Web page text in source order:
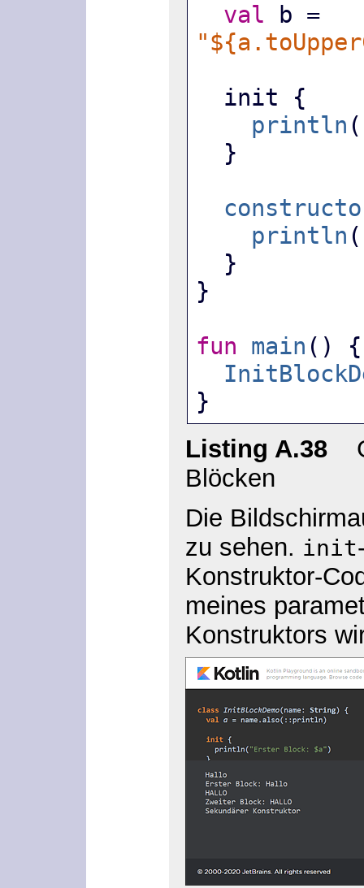
val
  init {
println (
  }
println (
  }
}
fun main () {
}
Listing A.38
Blöcken
Die
zu sehen. init
Konstruktor-
meines
Konstruktors